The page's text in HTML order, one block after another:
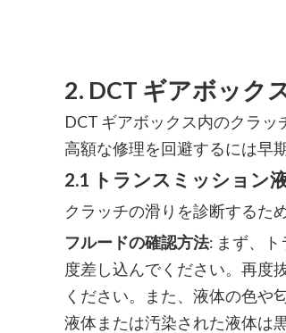
2. DCT ギアボック
DCT ギアボックス内のクラ
高額な修理を回避するには早
2.1 トランスミッション
クラッチの滑りを診断するた
フルードの確認方法: まず、
度差し込んでください。再度
ください。また、液体の色や
液体または汚染された液体は